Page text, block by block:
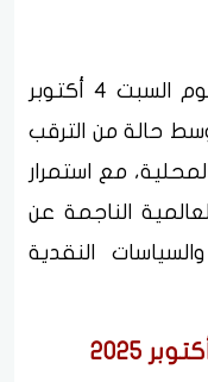
تشهد أسعار الذهب في مصر اليوم السبت 4 أكتوبر
وسط حالة من الترقب
مع استمرار
الناجمة عن
النقدية